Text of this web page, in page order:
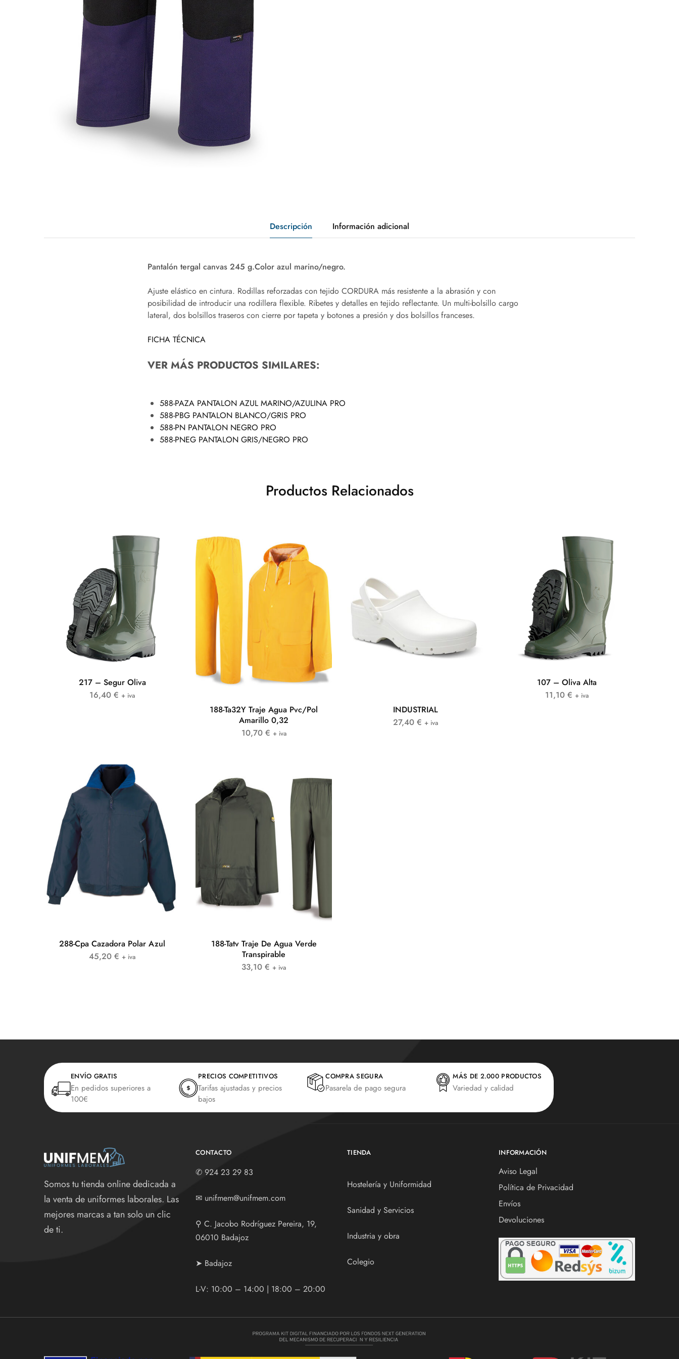
Descripción Información adicional
Pantalón tergal canvas 245 g.Color azul marino/negro.
Ajuste elástico en cintura. Rodillas reforzadas con tejido CORDURA más resistente a la abrasión y con
posibilidad de introducir una rodillera flexible. Ribetes y detalles en tejido reflectante. Un multi-bolsillo cargo
lateral, dos bolsillos traseros con cierre por tapeta y botones a presión y dos bolsillos franceses.
FICHA TÉCNICA
VER MÁS PRODUCTOS SIMILARES:
588-PAZA PANTALON AZUL MARINO/AZULINA PRO
588-PBG PANTALON BLANCO/GRIS PRO
588-PN PANTALON NEGRO PRO
588-PNEG PANTALON GRIS/NEGRO PRO
Productos Relacionados
217 – Segur Oliva
16,40 € + iva
188-Ta32Y Traje Agua Pvc/Pol
Amarillo 0,32
10,70 € + iva
INDUSTRIAL
27,40 € + iva
107 – Oliva Alta
11,10 € + iva
288-Cpa Cazadora Polar Azul
45,20 € + iva
188-Tatv Traje De Agua Verde
Transpirable
33,10 € + iva
ENVÍO GRATIS
En pedidos superiores a
100€
PRECIOS COMPETITIVOS
Tarifas ajustadas y precios
bajos
COMPRA SEGURA
Pasarela de pago segura
MÁS DE 2.000 PRODUCTOS
Variedad y calidad
Somos tu tienda online dedicada a
la venta de uniformes laborales. Las
mejores marcas a tan solo un clic
de ti.
CONTACTO
✆ 924 23 29 83
✉ unifmem@unifmem.com
⚲ C. Jacobo Rodríguez Pereira, 19,
06010 Badajoz
➤ Badajoz
L-V: 10:00 – 14:00 | 18:00 – 20:00
TIENDA
Hostelería y Uniformidad
Sanidad y Servicios
Industria y obra
Colegio
INFORMACIÓN
Aviso Legal
Política de Privacidad
Envíos
Devoluciones